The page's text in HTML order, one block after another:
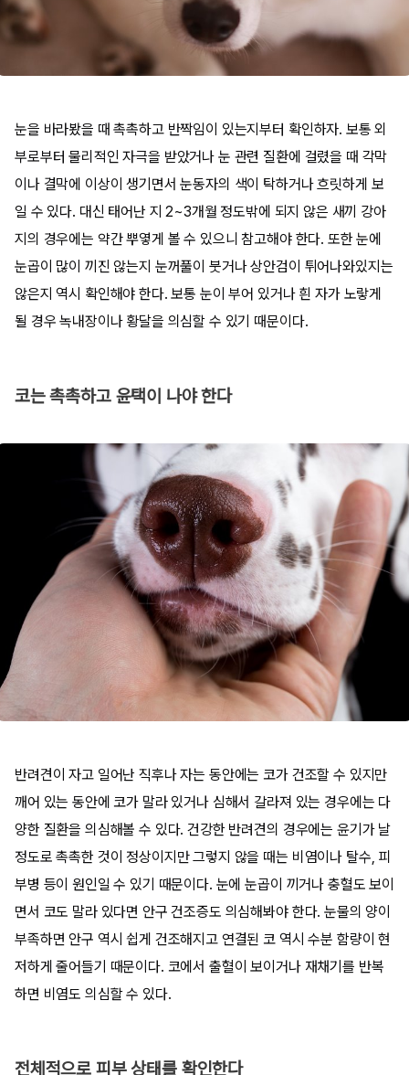
눈을 바라봤을 때 촉촉하고 반짝임이 있는지부터 확인하자. 보통 외
부로부터 물리적인 자극을 받았거나 눈 관련 질환에 걸렸을 때 각막
이나 결막에 이상이 생기면서 눈동자의 색이 탁하거나 흐릿하게 보
일 수 있다. 대신 태어난 지 2~3개월 정도밖에 되지 않은 새끼 강아
지의 경우에는 약간 뿌옇게 볼 수 있으니 참고해야 한다. 또한 눈에
눈곱이 많이 끼진 않는지 눈꺼풀이 붓거나 상안검이 튀어나와있지는
않은지 역시 확인해야 한다. 보통 눈이 부어 있거나 흰 자가 노랗게
될 경우 녹내장이나 황달을 의심할 수 있기 때문이다.
코는 촉촉하고 윤택이 나야 한다
반려견이 자고 일어난 직후나 자는 동안에는 코가 건조할 수 있지만
깨어 있는 동안에 코가 말라 있거나 심해서 갈라져 있는 경우에는 다
양한 질환을 의심해볼 수 있다. 건강한 반려견의 경우에는 윤기가 날
정도로 촉촉한 것이 정상이지만 그렇지 않을 때는 비염이나 탈수, 피
부병 등이 원인일 수 있기 때문이다. 눈에 눈곱이 끼거나 충혈도 보이
면서 코도 말라 있다면 안구 건조증도 의심해봐야 한다. 눈물의 양이
부족하면 안구 역시 쉽게 건조해지고 연결된 코 역시 수분 함량이 현
저하게 줄어들기 때문이다. 코에서 출혈이 보이거나 재채기를 반복
하면 비염도 의심할 수 있다.
전체적으로 피부 상태를 확인한다